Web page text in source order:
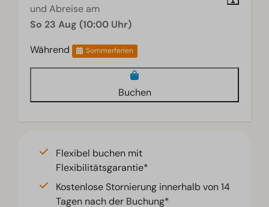
und Abreise am
So 23 Aug (10:00 Uhr)
Während
Sommerferien
Buchen
Flexibel buchen mit
Flexibilitätsgarantie*
Kostenlose Stornierung innerhalb von 14
Tagen nach der Buchung*